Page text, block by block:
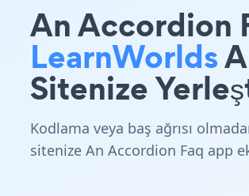
An Accordion
LearnWorlds
Sitenize
Kodlama veya baş ağrısı
sitenize An Accordion Faq app